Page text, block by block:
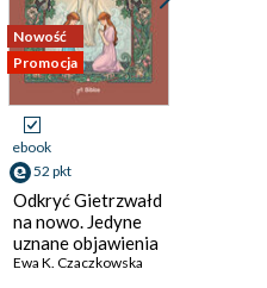
Nowość
Promocja
ebook
52 pkt
Odkryć Gietrzwałd
na nowo. Jedyne
uznane objawienia
maryjne w Polsce
Ewa K. Czaczkowska